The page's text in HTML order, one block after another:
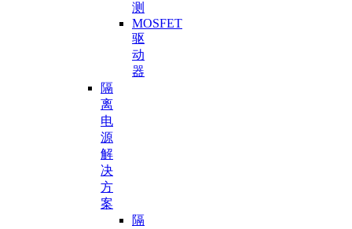
测
MOSFET
驱
动
器
隔
离
电
源
解
决
方
案
隔